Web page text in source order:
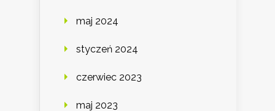
maj 2024
styczeń 2024
czerwiec 2023
maj 2023